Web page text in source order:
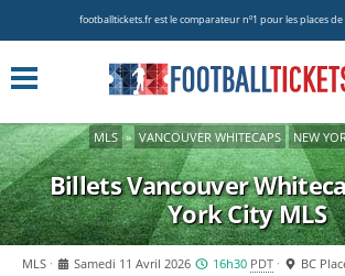
footballtickets.fr est le comparateur nº1 pour les places
MLS » VANCOUVER WHITECAPS NEW
Billets Vancouver
York CityMLS
MLS Samedi 11 Avril 2026 16h30 PDT
BC